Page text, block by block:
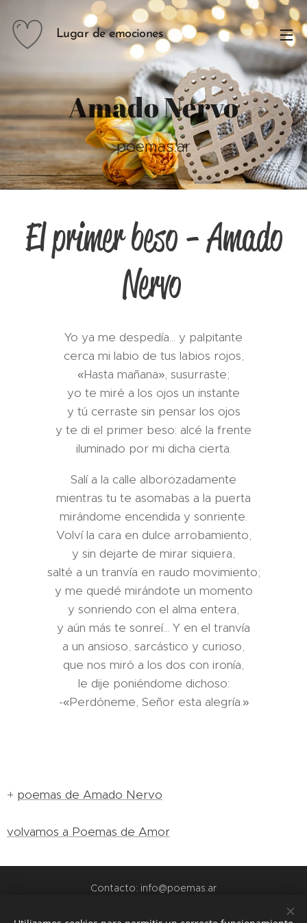
Lugar de emociones
Amado Nervo
poemas.ar
El primer beso - Amado
Nervo
Yo ya me despedía... y palpitante
cerca mi labio de tus labios rojos,
«Hasta mañana», susurraste;
yo te miré a los ojos un instante
y tú cerraste sin pensar los ojos
y te di el primer beso: alcé la frente
iluminado por mi dicha cierta.
Salí a la calle alborozadamente
mientras tu te asomabas a la puerta
mirándome encendida y sonriente.
Volví la cara en dulce arrobamiento,
y sin dejarte de mirar siquiera,
salté a un tranvía en raudo movimiento;
y me quedé mirándote un momento
y sonriendo con el alma entera,
y aún más te sonreí... Y en el tranvía
a un ansioso, sarcástico y curioso,
que nos miró a los dos con ironía,
le dije poniéndome dichoso:
-«Perdóneme, Señor esta alegría.»
+ poemas de Amado Nervo
volvamos a Poemas de Amor
Contacto: info@poemas.ar